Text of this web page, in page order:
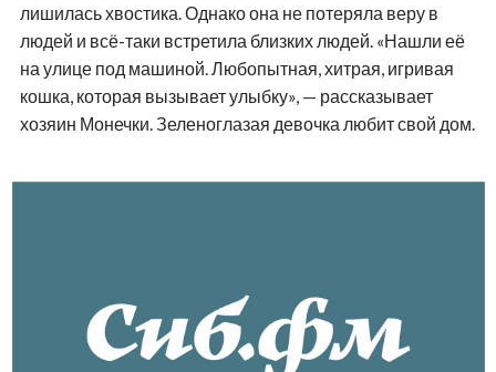
лишилась хвостика. Однако она не потеряла веру в
людей и всё-таки встретила близких людей. «Нашли её
на улице под машиной. Любопытная, хитрая, игривая
кошка, которая вызывает улыбку», — рассказывает
хозяин Монечки. Зеленоглазая девочка любит свой дом.